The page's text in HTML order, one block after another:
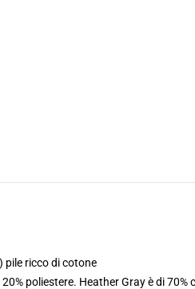
pile ricco di cotone
poliestere. Heather Gray è di